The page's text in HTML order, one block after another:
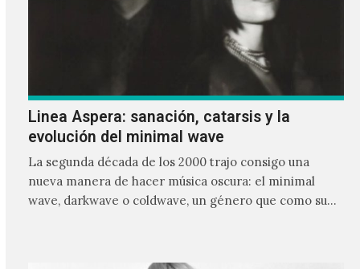
Linea Aspera: sanación, catarsis y la
evolución del minimal wave
La segunda década de los 2000 trajo consigo una
nueva manera de hacer música oscura: el minimal
wave, darkwave o coldwave, un género que como su